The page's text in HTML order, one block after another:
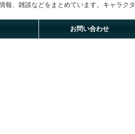
報、雑談などをまとめています。キャラクタ
お問い合わせ